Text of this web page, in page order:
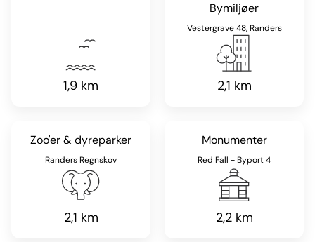
1,9 km
Bymiljøer
Vestergrave 48, Randers
2,1 km
Zoo'er & dyreparker
Randers Regnskov
2,1 km
Monumenter
Red Fall - Byport 4
2,2 km